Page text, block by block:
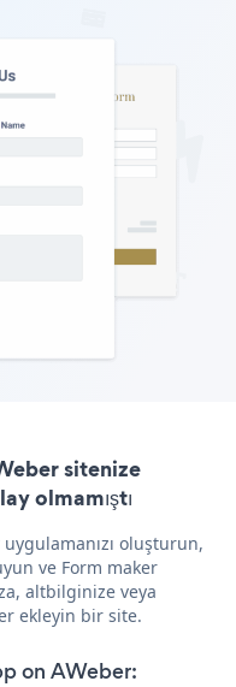
sitenize
olmamıştı
oluşturun,
ve Form maker
altbilginize veya
ekleyin bir site.
on AWeber: